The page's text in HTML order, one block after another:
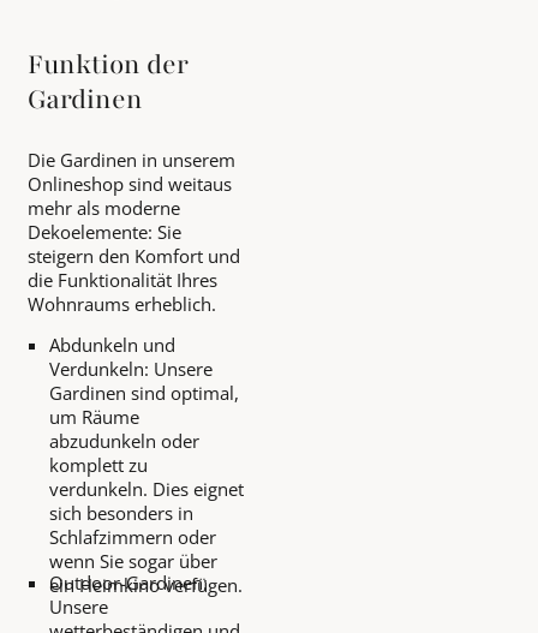
Funktion der
Gardinen
Die Gardinen in unserem
Onlineshop sind weitaus
mehr als moderne
Dekoelemente: Sie
steigern den Komfort und
die Funktionalität Ihres
Wohnraums erheblich.
Abdunkeln und
Verdunkeln: Unsere
Gardinen sind optimal,
um Räume
abzudunkeln oder
komplett zu
verdunkeln. Dies eignet
sich besonders in
Schlafzimmern oder
wenn Sie sogar über
ein Heimkino verfügen.
Outdoor-Gardinen:
Unsere